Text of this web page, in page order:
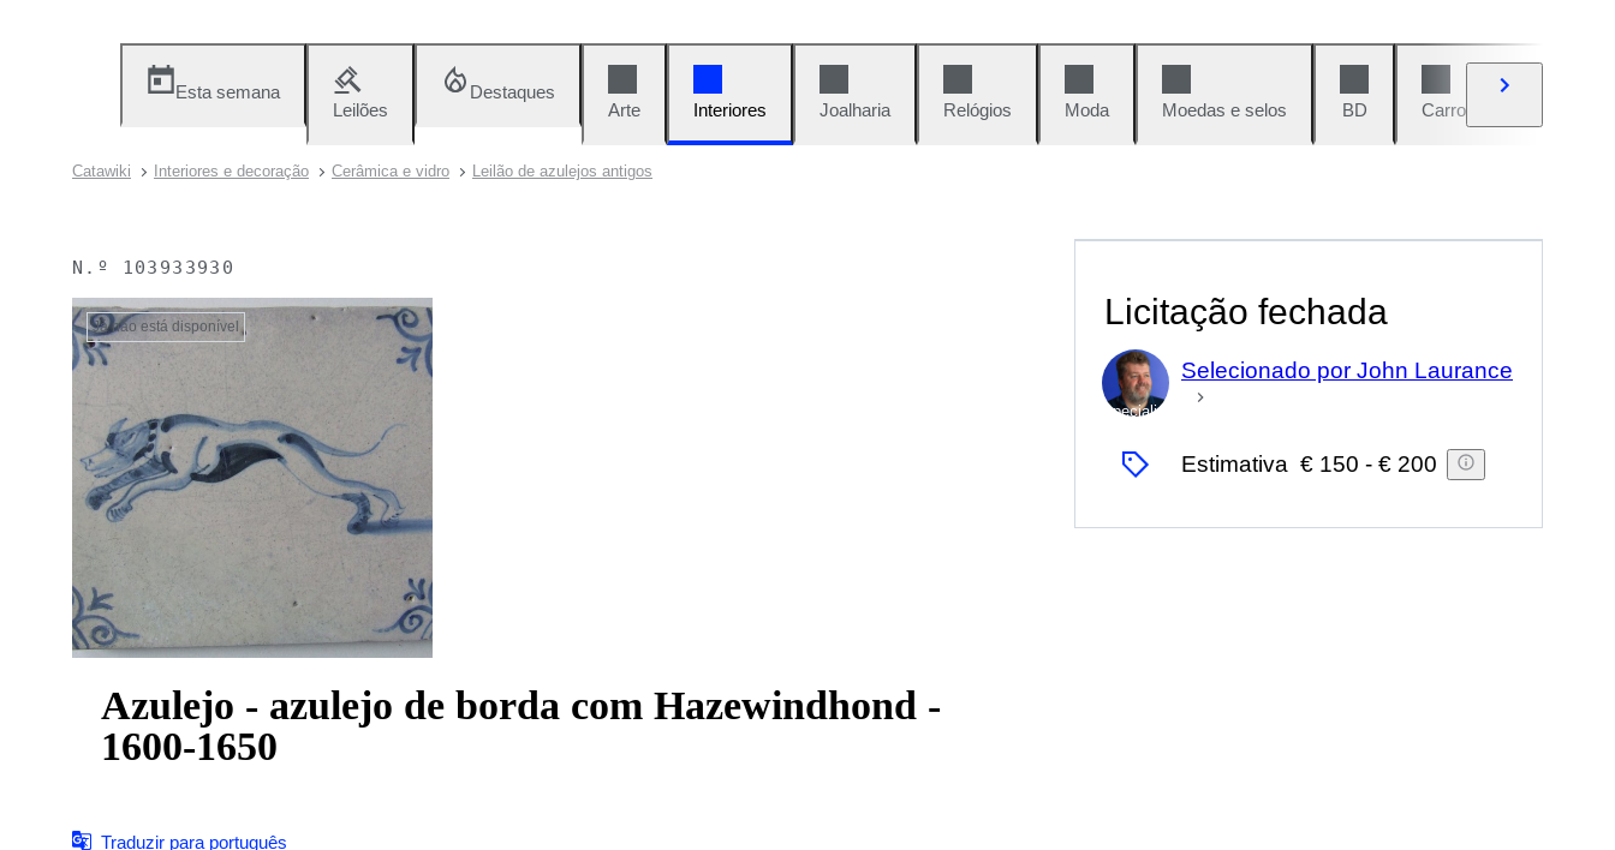
Esta semana
Leilões
Destaques
Arte
Interiores Joalharia Relógios Moda Moedas e selos BD Carros e motos
Catawiki Interiores e decoração Cerâmica e vidro Leilão de azulejos antigos
N.º 103933930
Já não está disponível
Azulejo - azulejo de borda com Hazewindhond -
1600-1650
Traduzir para português
Licitação fechada
Especialista
Selecionado por John Laurance
Estimativa € 150 - € 200